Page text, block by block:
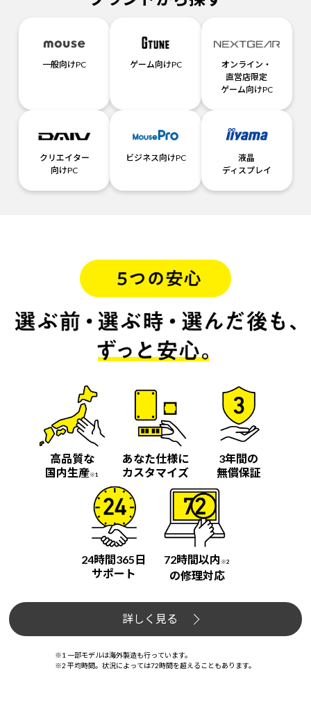
一般向けPC ゲーム向けPC
オンライン・
直営店限定
ゲーム向けPC
クリエイター
向けPC
ビジネス向けPC
液晶
ディスプレイ
高品質な
国内生産※1
あなた仕様に
カスタマイズ
3年間の
無償保証
24時間365日
サポート
72時間以内 ※2
の修理対応
詳しく見る
※1 一部モデルは海外製造も行っています。
※2 平均時間。状況によっては72時間を超えることもあります。